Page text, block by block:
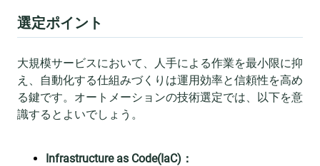
選定ポイント
大規模サービスにおいて、人手による作業を最小限に抑
え、自動化する仕組みづくりは運用効率と信頼性を高め
る鍵です。オートメーションの技術選定では、以下を意
識するとよいでしょう。
Infrastructure as Code(IaC)：